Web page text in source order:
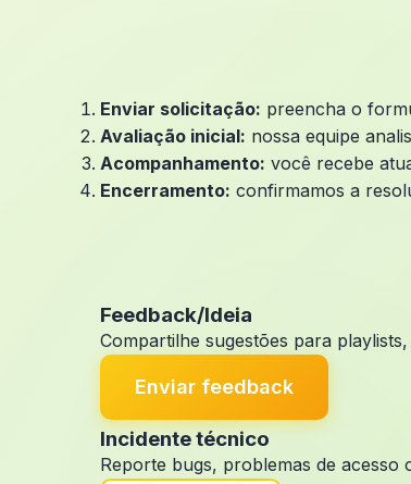
Enviar solicitação: preencha o
Avaliação inicial: nossa equipe
Acompanhamento: você recebe
Encerramento: confirmamos a
Feedback/Ideia
Compartilhe sugestões para
Enviar feedback
Incidente técnico
Reporte bugs, problemas de